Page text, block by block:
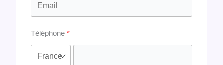
Téléphone